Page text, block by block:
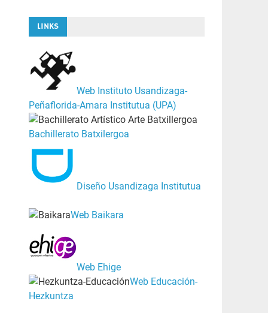
LINKS
Web Instituto Usandizaga-
Peñaflorida-Amara Institutua (UPA)
Bachillerato Batxilergoa
Diseño Usandizaga Institutua
Web Baikara
Web Ehige
Web Educación-
Hezkuntza